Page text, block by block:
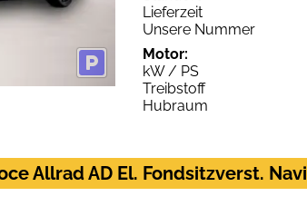
Lieferzeit
Unsere Nummer
Motor:
kW / PS
Treibstoff
Hubraum
Allrad AD El. Fondsitzverst. Navi